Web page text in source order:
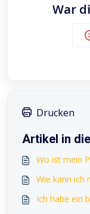
War
Drucken
Artikel in
Wo ist mein
Wie kann ich
Ich habe ein